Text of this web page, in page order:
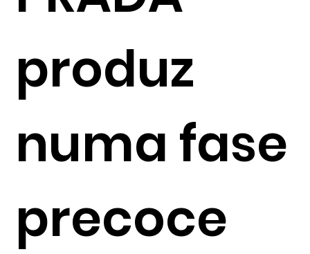
produz
numa fase
precoce